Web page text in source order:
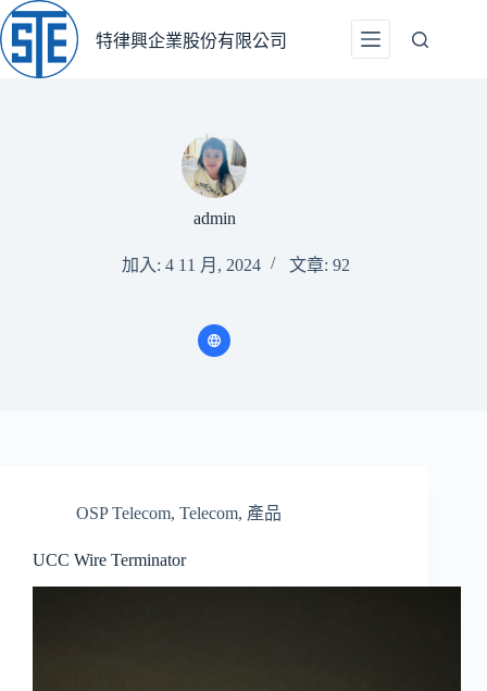
跳
至
主
特律興企業股份有限公司
admin
加入: 4 11 月, 2024 文章: 92
OSP Telecom, Telecom, 產品
UCC Wire Terminator